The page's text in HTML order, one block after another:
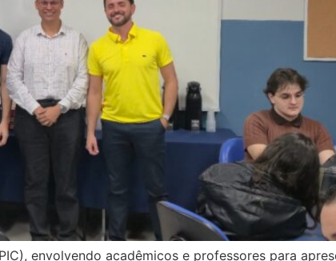
envolvendo acadêmicos e professores para